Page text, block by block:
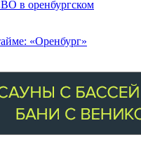
в оренбургском
«Оренбург»